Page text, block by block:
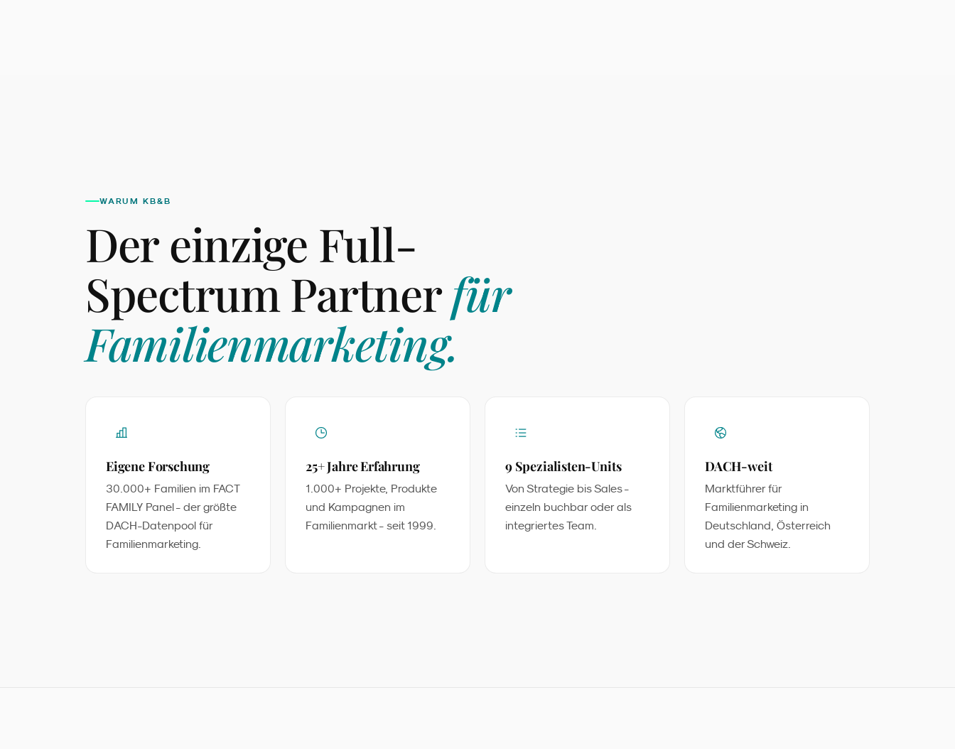
WARUM KB&B
Der einzige Full-
Spectrum Partnerfür
Familienmarketing.
Eigene Forschung
30.000+ Familien im FACT
FAMILY Panel - der größte
DACH-Datenpool für
Familienmarketing.
25+ Jahre Erfahrung
1.000+ Projekte, Produkte
und Kampagnen im
Familienmarkt - seit 1999.
9 Spezialisten-Units
Von Strategie bis Sales -
einzeln buchbar oder als
integriertes Team.
DACH-weit
Marktführer für
Familienmarketing in
Deutschland, Österreich
und der Schweiz.